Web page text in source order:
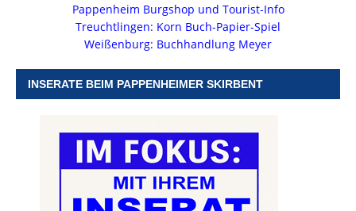
Pappenheim Burgshop und Tourist-Info
Treuchtlingen: Korn Buch-Papier-Spiel
Weißenburg: Buchhandlung Meyer
INSERATE BEIM PAPPENHEIMER SKIRBENT